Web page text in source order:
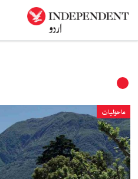
ماحولیات